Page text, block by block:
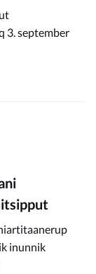
3. september
inunnik